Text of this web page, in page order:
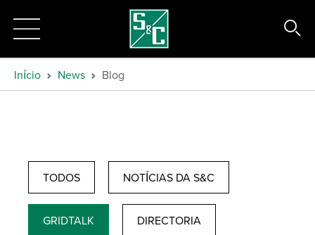
Início News Blog
TODOS NOTÍCIAS DA S&C
GRIDTALK DIRECTORIA